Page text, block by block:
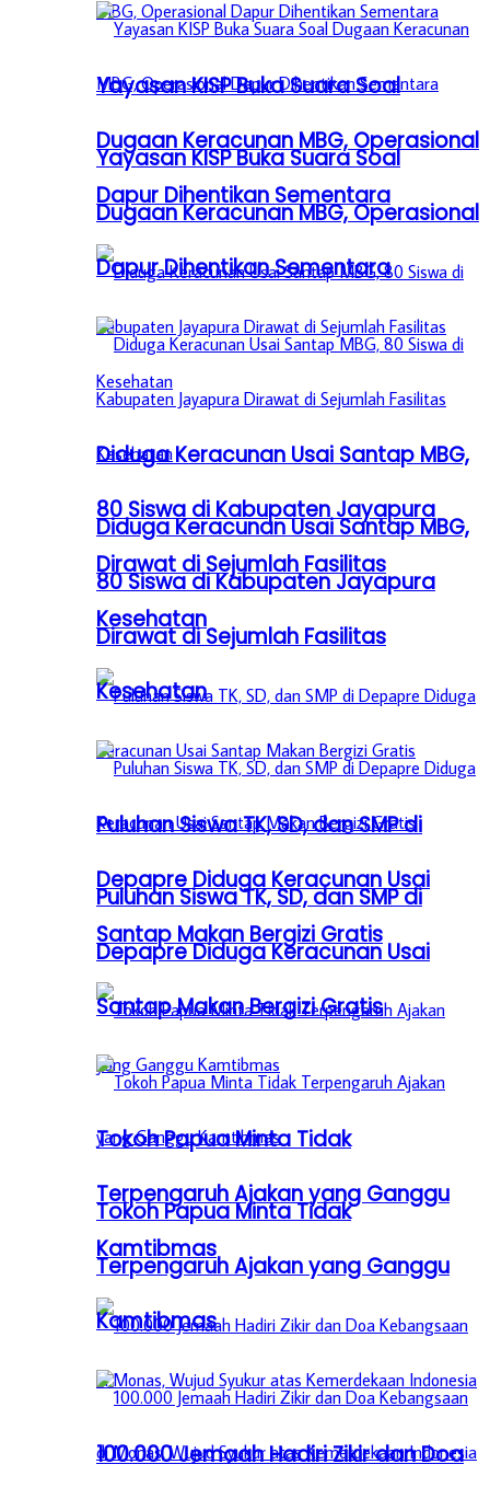
Yayasan KISP Buka Suara Soal
Dugaan Keracunan MBG, Operasional
Dapur Dihentikan Sementara
Diduga Keracunan Usai Santap MBG,
80 Siswa di Kabupaten Jayapura
Dirawat di Sejumlah Fasilitas
Kesehatan
Puluhan Siswa TK, SD, dan SMP di
Depapre Diduga Keracunan Usai
Santap Makan Bergizi Gratis
Tokoh Papua Minta Tidak
Terpengaruh Ajakan yang Ganggu
Kamtibmas
100.000 Jemaah Hadiri Zikir dan Doa
Yayasan KISP Buka Suara Soal
Dugaan Keracunan MBG, Operasional
Dapur Dihentikan Sementara
Diduga Keracunan Usai Santap MBG,
80 Siswa di Kabupaten Jayapura
Dirawat di Sejumlah Fasilitas
Kesehatan
Puluhan Siswa TK, SD, dan SMP di
Depapre Diduga Keracunan Usai
Santap Makan Bergizi Gratis
Tokoh Papua Minta Tidak
Terpengaruh Ajakan yang Ganggu
Kamtibmas